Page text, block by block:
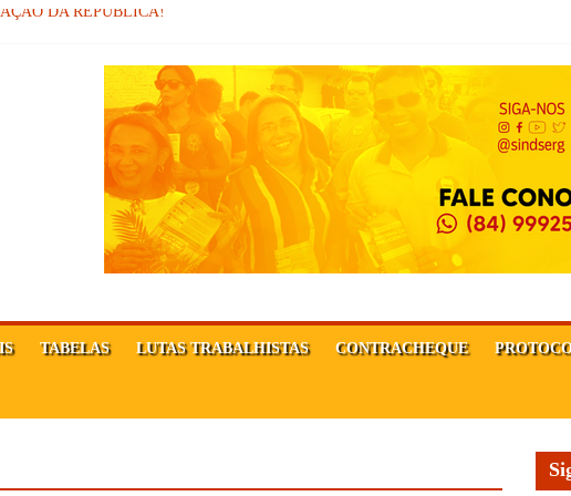
DA REPÚBLICA!
TABELAS LUTAS TRABALHISTAS CONTRACHEQUE